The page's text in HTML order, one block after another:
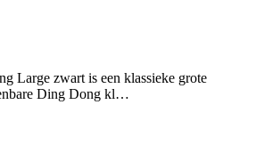
Large zwart is een klassieke grote
Ding Dong kl…